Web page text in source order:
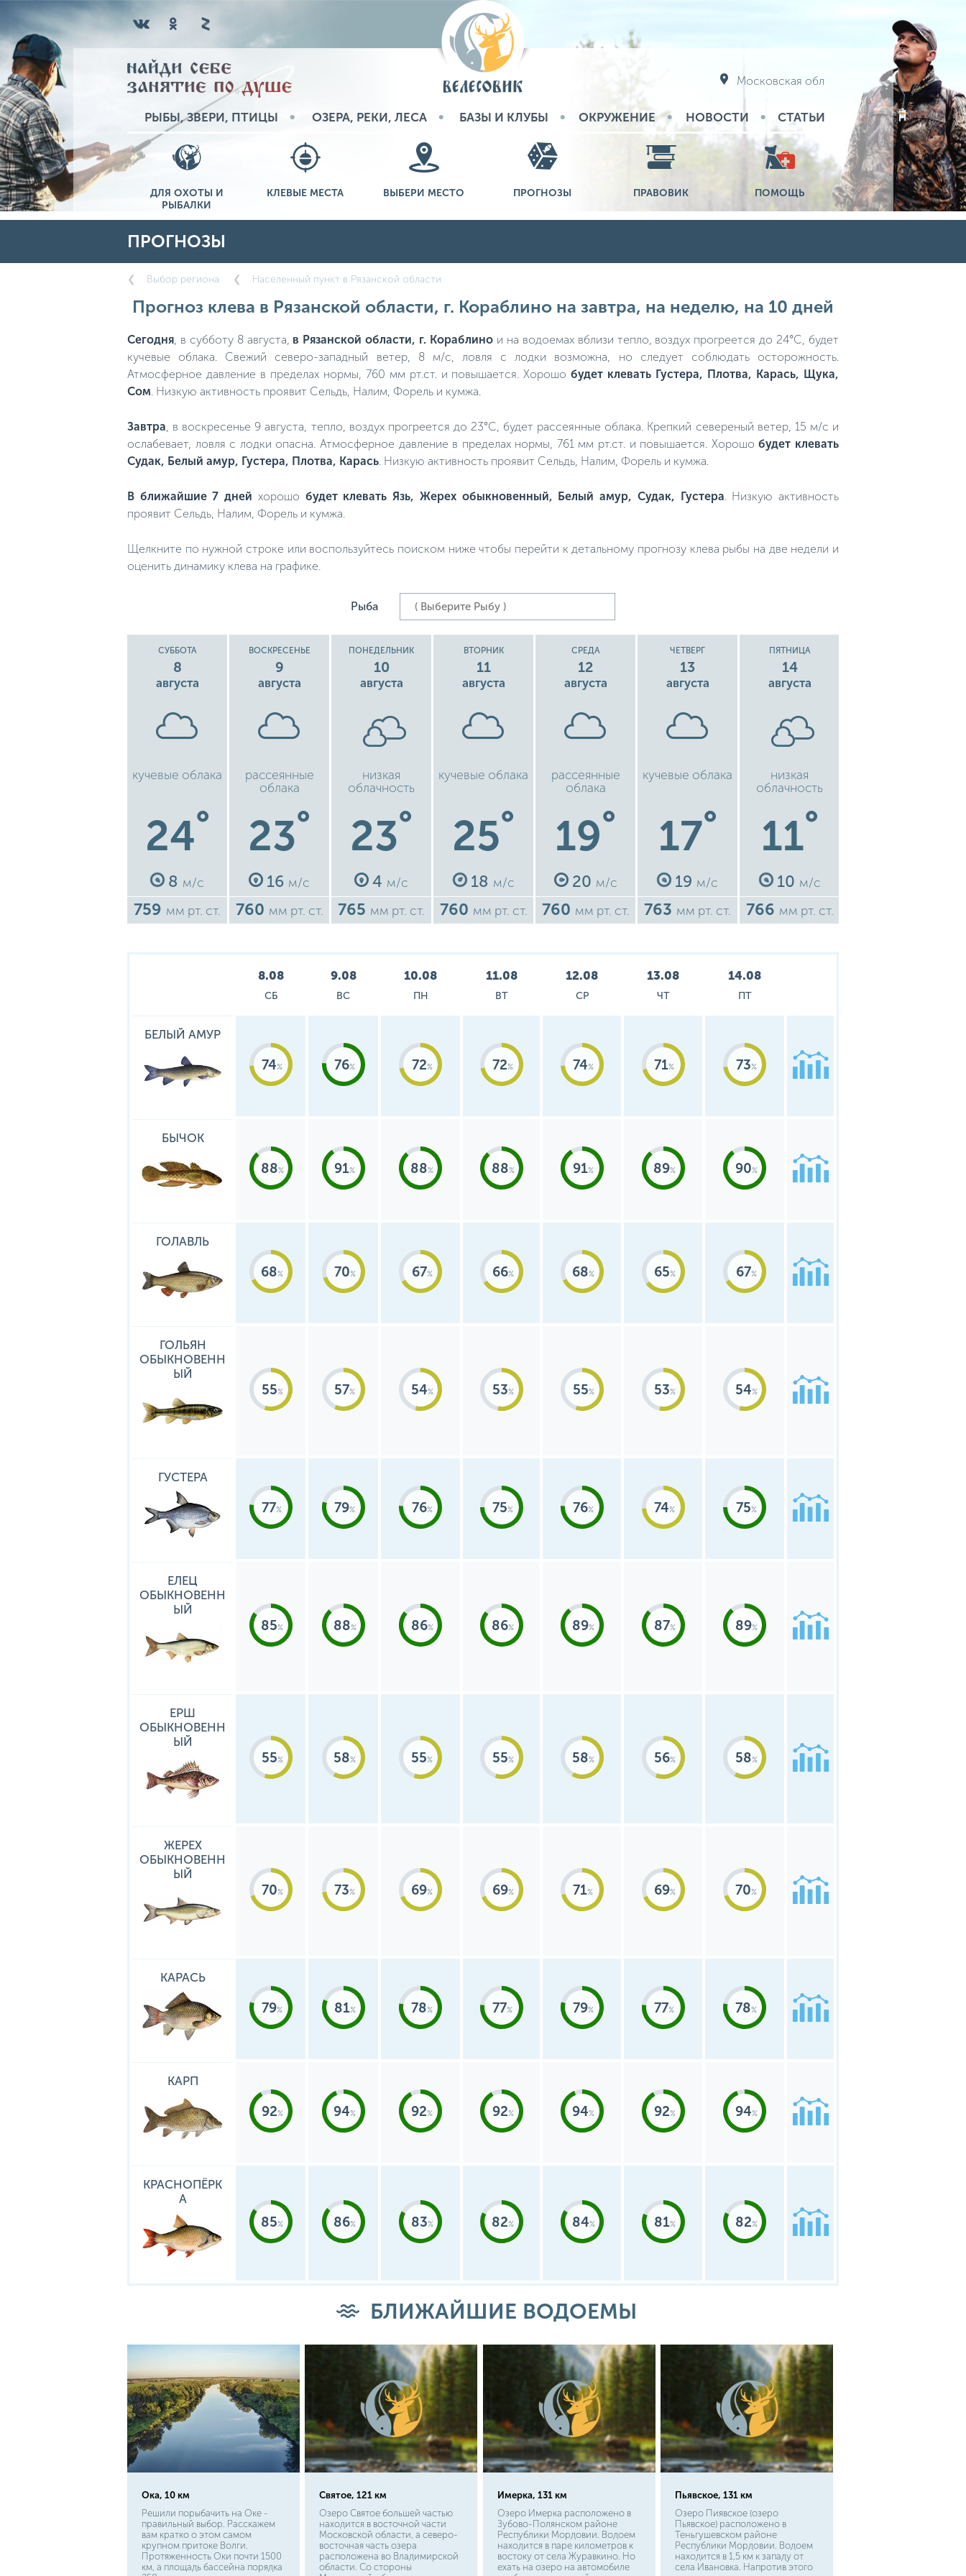
Московская обл
РЫБЫ, ЗВЕРИ, ПТИЦЫ ОЗЕРА, РЕКИ, ЛЕСА БАЗЫ И КЛУБЫ ОКРУЖЕНИЕ НОВОСТИ СТАТЬИ
ДЛЯ ОХОТЫ И
РЫБАЛКИ
КЛЕВЫЕ МЕСТА ВЫБЕРИ МЕСТО ПРОГНОЗЫ ПРАВОВИК ПОМОЩЬ
ПРОГНОЗЫ
Выбор региона Населенный пункт в Рязанской области
Прогноз клева в Рязанской области, г. Кораблино на завтра, на неделю, на 10 дней
Сегодня , в субботу 8 августа, в Рязанской области, г. Кораблино и на водоемах вблизи тепло, воздух прогреется до 24°C, будет
кучевые облака. Свежий северо-западный ветер, 8 м/с, ловля с лодки возможна, но следует соблюдать осторожность.
Атмосферное давление в пределах нормы, 760 мм рт.ст. и повышается. Хорошобудет клевать Густера, Плотва, Карась, Щука,
Сом . Низкую активность проявит Сельдь, Налим, Форель и кумжа.
Завтра , в воскресенье 9 августа, тепло, воздух прогреется до 23°C, будет рассеянные облака. Крепкий севереный ветер, 15 м/с и
ослабевает, ловля с лодки опасна. Атмосферное давление в пределах нормы, 761 мм рт.ст. и повышается. Хорошобудет клевать
Судак, Белый амур, Густера, Плотва, Карась . Низкую активность проявит Сельдь, Налим, Форель и кумжа.
В ближайшие 7 дней хорошо будет клевать Язь, Жерех обыкновенный, Белый амур, Судак, Густера . Низкую активность
проявит Сельдь, Налим, Форель и кумжа.
Щелкните по нужной строке или воспользуйтесь поиском ниже чтобы перейти к детальному прогнозу клева рыбы на две недели и
оценить динамику клева на графике.
Рыба
СУББОТА
8
августа
кучевые облака
24°
8 м/с
759 мм рт. ст.
ВОСКРЕСЕНЬЕ
9
августа
рассеянные
облака
23°
16 м/с
760 мм рт. ст.
ПОНЕДЕЛЬНИК
10
августа
низкая
облачность
23°
4 м/с
765 мм рт. ст.
ВТОРНИК
11
августа
кучевые облака
25°
18 м/с
760 мм рт. ст.
СРЕДА
12
августа
рассеянные
облака
19°
20 м/с
760 мм рт. ст.
ЧЕТВЕРГ
13
августа
кучевые облака
17°
19 м/с
763 мм рт. ст.
ПЯТНИЦА
14
августа
низкая
облачность
11°
10 м/с
766 мм рт. ст.
8.08
СБ
9.08
ВС
10.08
ПН
11.08
ВТ
12.08
СР
13.08
ЧТ
14.08
ПТ
БЕЛЫЙ АМУР
74 76 72 72 74 71 73
БЫЧОК
88 91 88 88 91 89 90
ГОЛАВЛЬ
68 70 67 66 68 65 67
ГОЛЬЯН
ОБЫКНОВЕНН
ЫЙ
55 57 54 53 55 53 54
ГУСТЕРА
77 79 76 75 76 74 75
ЕЛЕЦ
ОБЫКНОВЕНН
ЫЙ
85 88 86 86 89 87 89
ЕРШ
ОБЫКНОВЕНН
ЫЙ
55 58 55 55 58 56 58
ЖЕРЕХ
ОБЫКНОВЕНН
ЫЙ
70 73 69 69 71 69 70
КАРАСЬ
79 81 78 77 79 77 78
КАРП
92 94 92 92 94 92 94
КРАСНОПЁРК
А
85 86 83 82 84 81 82
БЛИЖАЙШИЕ ВОДОЕМЫ
Ока, 10 км
Решили порыбачить на Оке -
правильный выбор. Расскажем
вам кратко о этом самом
крупном притоке Волги.
Протяженность Оки почти 1500
км, а площадь бассейна порядка
Святое, 121 км
Озеро Святое большей частью
находится в восточной части
Московской области, а северо-
восточная часть озера
расположена во Владимирской
области. Со стороны
Имерка, 131 км
Озеро Имерка расположено в
Зубово-Полянском районе
Республики Мордовии. Водоем
находится в паре километров к
востоку от села Журавкино. Но
ехать на озеро на автомобиле
Пьявское, 131 км
Озеро Пиявское (озеро
Пьявское) расположено в
Теньгушевском районе
Республики Мордовии. Водоем
находится в 1,5 км к западу от
села Ивановка. Напротив этого